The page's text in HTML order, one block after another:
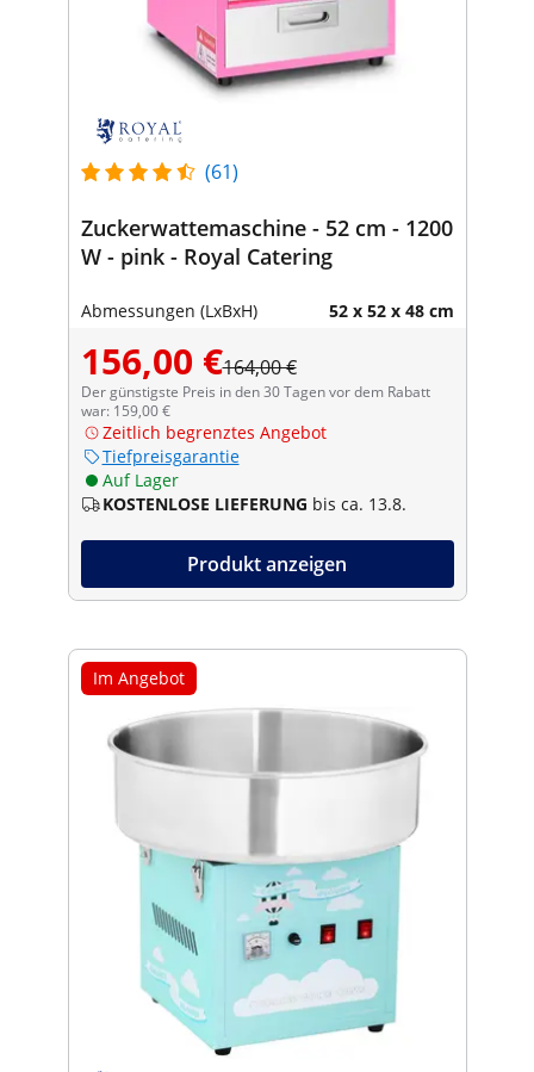
(61)
Zuckerwattemaschine - 52 cm - 1200
W - pink - Royal Catering
Abmessungen (LxBxH) 52 x 52 x 48 cm
156,00 €164,00 €
Der günstigste Preis in den 30 Tagen vor dem Rabatt
war: 159,00 €
Zeitlich begrenztes Angebot
Tiefpreisgarantie
Auf Lager
KOSTENLOSE LIEFERUNG bis ca. 13.8.
Produkt anzeigen
Im Angebot